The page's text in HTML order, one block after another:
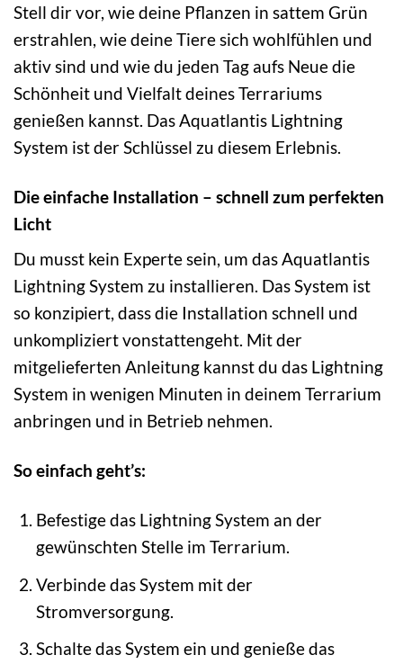
Stell dir vor, wie deine Pflanzen in sattem Grün
erstrahlen, wie deine Tiere sich wohlfühlen und
aktiv sind und wie du jeden Tag aufs Neue die
Schönheit und Vielfalt deines Terrariums
genießen kannst. Das Aquatlantis Lightning
System ist der Schlüssel zu diesem Erlebnis.
Die einfache Installation – schnell zum perfekten
Licht
Du musst kein Experte sein, um das Aquatlantis
Lightning System zu installieren. Das System ist
so konzipiert, dass die Installation schnell und
unkompliziert vonstattengeht. Mit der
mitgelieferten Anleitung kannst du das Lightning
System in wenigen Minuten in deinem Terrarium
anbringen und in Betrieb nehmen.
So einfach geht’s:
Befestige das Lightning System an der
gewünschten Stelle im Terrarium.
Verbinde das System mit der
Stromversorgung.
Schalte das System ein und genieße das